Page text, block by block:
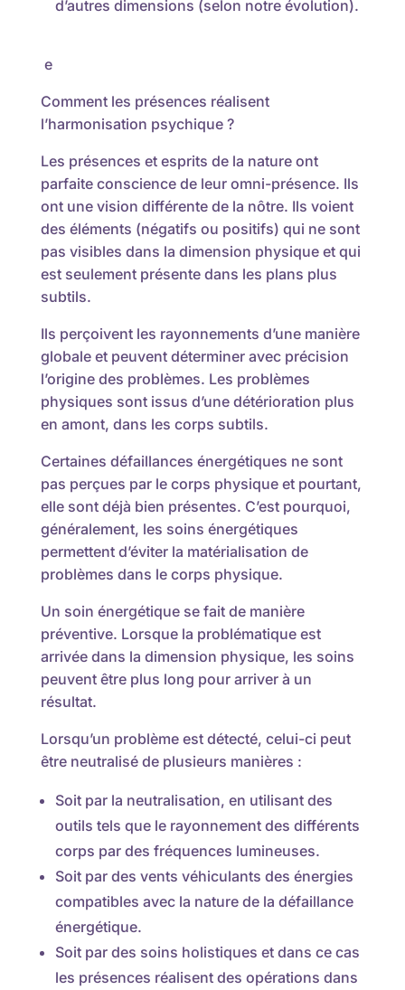
d’autres dimensions (selon notre évolution).
e
Comment les présences réalisent
l’harmonisation psychique ?
Les présences et esprits de la nature ont
parfaite conscience de leur omni-présence. Ils
ont une vision différente de la nôtre. Ils voient
des éléments (négatifs ou positifs) qui ne sont
pas visibles dans la dimension physique et qui
est seulement présente dans les plans plus
subtils.
Ils perçoivent les rayonnements d’une manière
globale et peuvent déterminer avec précision
l’origine des problèmes. Les problèmes
physiques sont issus d’une détérioration plus
en amont, dans les corps subtils.
Certaines défaillances énergétiques ne sont
pas perçues par le corps physique et pourtant,
elle sont déjà bien présentes. C’est pourquoi,
généralement, les soins énergétiques
permettent d’éviter la matérialisation de
problèmes dans le corps physique.
Un soin énergétique se fait de manière
préventive. Lorsque la problématique est
arrivée dans la dimension physique, les soins
peuvent être plus long pour arriver à un
résultat.
Lorsqu’un problème est détecté, celui-ci peut
être neutralisé de plusieurs manières :
Soit par la neutralisation, en utilisant des
outils tels que le rayonnement des différents
corps par des fréquences lumineuses.
Soit par des vents véhiculants des énergies
compatibles avec la nature de la défaillance
énergétique.
Soit par des soins holistiques et dans ce cas
les présences réalisent des opérations dans